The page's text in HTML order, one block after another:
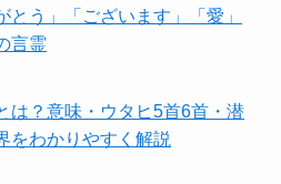
とう」「ございます」「愛」
言霊
は？意味・ウタヒ5首6首・潜
をわかりやすく解説